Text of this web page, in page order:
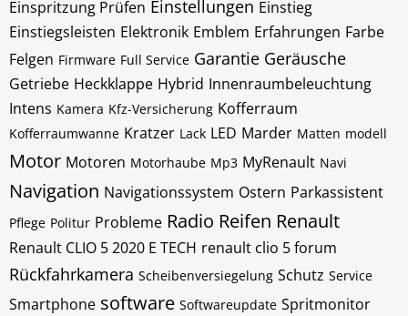
Einspritzung Prüfen Einstellungen Einstieg
Einstiegsleisten Elektronik Emblem Erfahrungen Farbe
Felgen Firmware Full Service Garantie Geräusche
Getriebe Heckklappe Hybrid Innenraumbeleuchtung
Intens Kamera Kfz-Versicherung Kofferraum
Kofferraumwanne Kratzer Lack LED Marder Matten modell
Motor Motoren Motorhaube Mp3 MyRenault Navi
Navigation Navigationssystem Ostern Parkassistent
Pflege Politur Probleme Radio Reifen Renault
Renault CLIO 5 2020 E TECH renault clio 5 forum
Rückfahrkamera Scheibenversiegelung Schutz Service
Smartphone software Softwareupdate Spritmonitor